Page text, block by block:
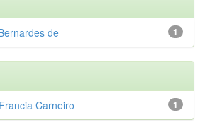
1
de
1
Carneiro